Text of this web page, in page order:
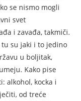
se nismo mogli
svet
i zavađa, takmiči.
su jaki i to jedino
u boljitak,
Kako pise
alkohol, kocka i
od treće